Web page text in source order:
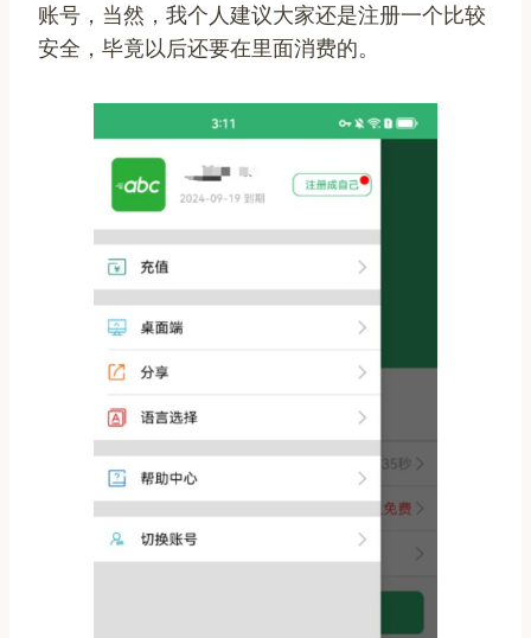
账号，当然，我个人建议大家还是注册一个比较
安全，毕竟以后还要在里面消费的。